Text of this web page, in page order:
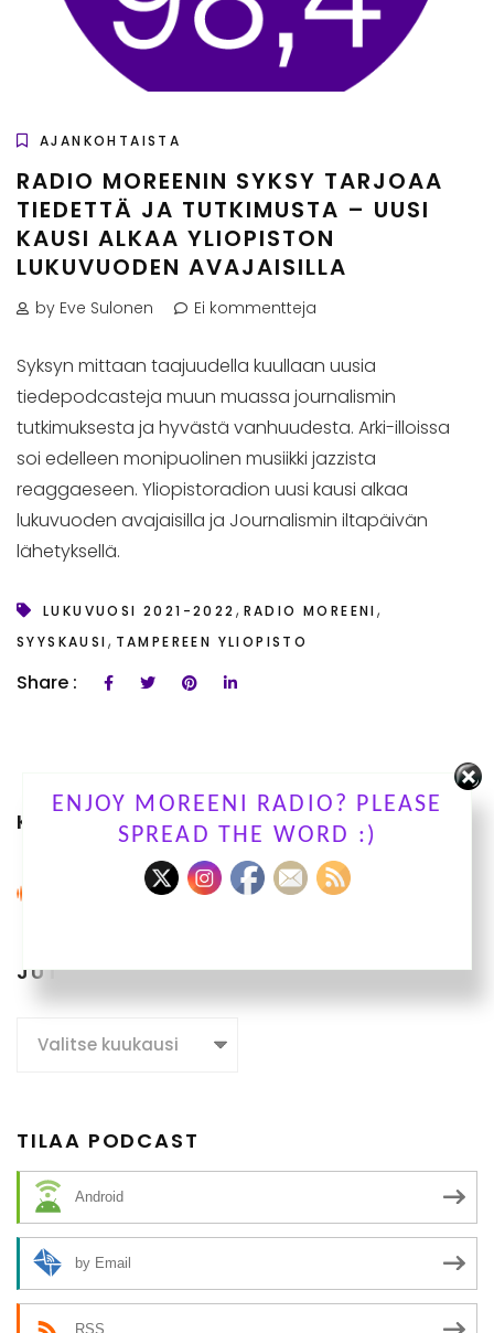
AJANKOHTAISTA
RADIO MOREENIN SYKSY TARJOAA
TIEDETTÄ JA TUTKIMUSTA – UUSI
KAUSI ALKAA YLIOPISTON
LUKUVUODEN AVAJAISILLA
by Eve Sulonen Ei kommentteja
Syksyn mittaan taajuudella kuullaan uusia
tiedepodcasteja muun muassa journalismin
tutkimuksesta ja hyvästä vanhuudesta. Arki-illoissa
soi edelleen monipuolinen musiikki jazzista
reaggaeseen. Yliopistoradion uusi kausi alkaa
lukuvuoden avajaisilla ja Journalismin iltapäivän
lähetyksellä.
LUKUVUOSI 2021-2022 , RADIO MOREENI,
SYYSKAUSI, TAMPEREEN YLIOPISTO
Share :
KUUNTELE OHJELMIAMME
JUTTUARKISTO
Juttuarkisto
TILAA PODCAST
Android
by Email
RSS
ENJOY MOREENI RADIO? PLEASE
SPREAD THE WORD :)